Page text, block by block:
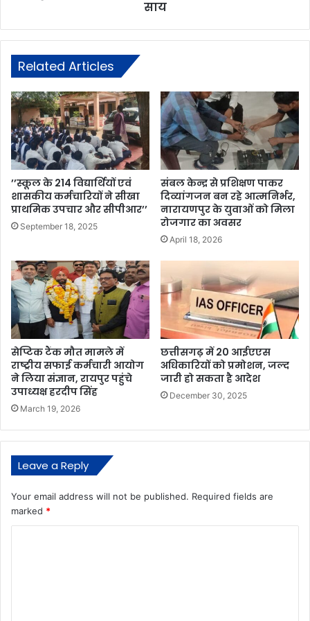
साय
Related Articles
’’स्कूल के 214 विद्यार्थियों एवं
शासकीय कर्मचारियों ने सीखा
प्राथमिक उपचार और सीपीआर’’
September 18, 2025
संबल केन्द्र से प्रशिक्षण पाकर
दिव्यांगजन बन रहे आत्मनिर्भर,
नारायणपुर के युवाओं को मिला
रोजगार का अवसर
April 18, 2026
सेप्टिक टैंक मौत मामले में
राष्ट्रीय सफाई कर्मचारी आयोग
ने लिया संज्ञान, रायपुर पहुंचे
उपाध्यक्ष हरदीप सिंह
March 19, 2026
छत्तीसगढ़ में 20 आईएएस
अधिकारियों को प्रमोशन, जल्द
जारी हो सकता है आदेश
December 30, 2025
Leave a Reply
Your email address will not be published. Required fields are
marked *